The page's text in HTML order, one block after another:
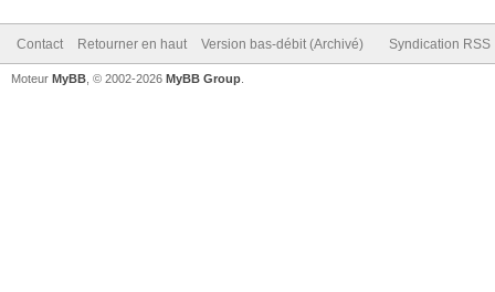
Contact Retourner en haut Version bas-débit (Archivé) Syndication RSS
Moteur MyBB , © 2002-2026 MyBB Group